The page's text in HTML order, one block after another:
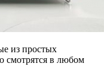
из простых
смотрятся в любом